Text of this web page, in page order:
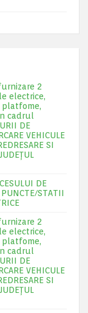
2
electrice,
platfome,
cadrul
DE
VEHICULE
SI
DE
STATII
2
electrice,
platfome,
cadrul
DE
VEHICULE
SI